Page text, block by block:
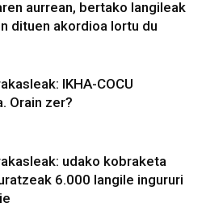
aurrean, bertako langileak
dituen akordioa lortu du
IKHA-COCU
Orain zer?
udako kobraketa
6.000 langile ingururi